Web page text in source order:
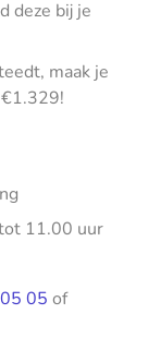
deze bij je
maak je
11.00 uur
05 of